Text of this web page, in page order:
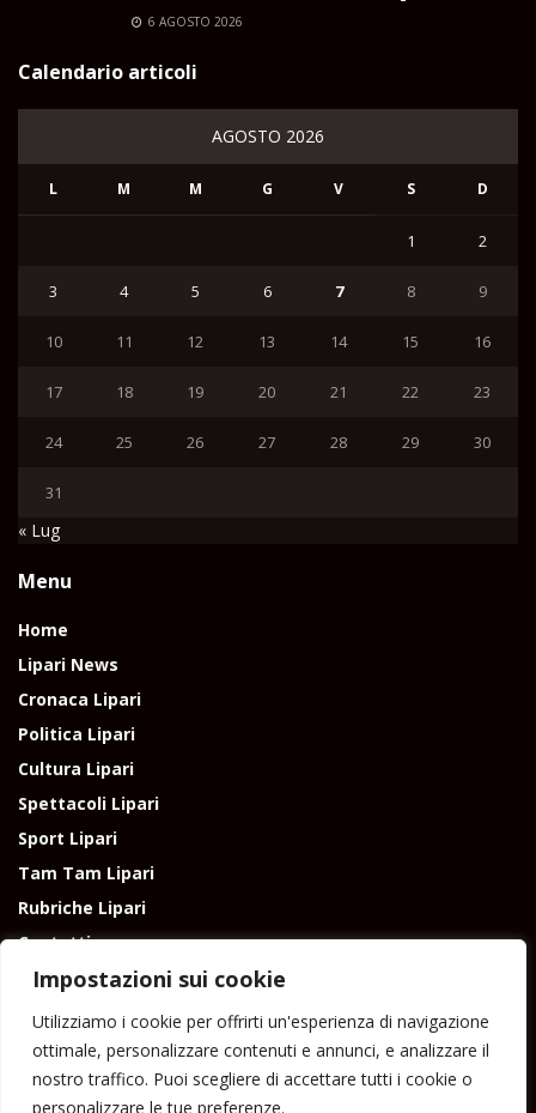
Impostazioni sui cookie
Utilizziamo i cookie per offrirti un'esperienza di navigazione
ottimale, personalizzare contenuti e annunci, e analizzare il
nostro traffico. Puoi scegliere di accettare tutti i cookie o
personalizzare le tue preferenze.
6 AGOSTO 2026
Calendario articoli
AGOSTO 2026
L M M G V S D
1 2
3 4 5 6 7 8 9
10 11 12 13 14 15 16
17 18 19 20 21 22 23
24 25 26 27 28 29 30
31
« Lug
Menu
Home
Lipari News
Cronaca Lipari
Politica Lipari
Cultura Lipari
Spettacoli Lipari
Sport Lipari
Tam Tam Lipari
Rubriche Lipari
Contatti
Direttore responsabile: Peppe Paino - Eolmedia, via Zinzolo, 20 - 980555 -